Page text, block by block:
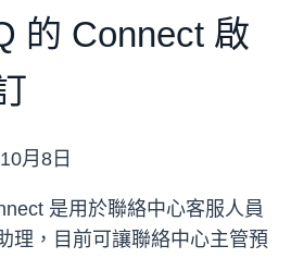
的 Connect 啟
月8日
是用於聯絡中心客服人員
理，目前可讓聯絡中心主管預